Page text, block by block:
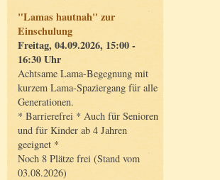
"Lamas hautnah" zur
Einschulung
Freitag, 04.09.2026, 15:00 -
16:30 Uhr
Achtsame Lama-Begegnung mit
kurzem Lama-Spaziergang für alle
Generationen.
* Barrierefrei * Auch für Senioren
und für Kinder ab 4 Jahren
geeignet *
Noch 8 Plätze frei (Stand vom
03.08.2026)